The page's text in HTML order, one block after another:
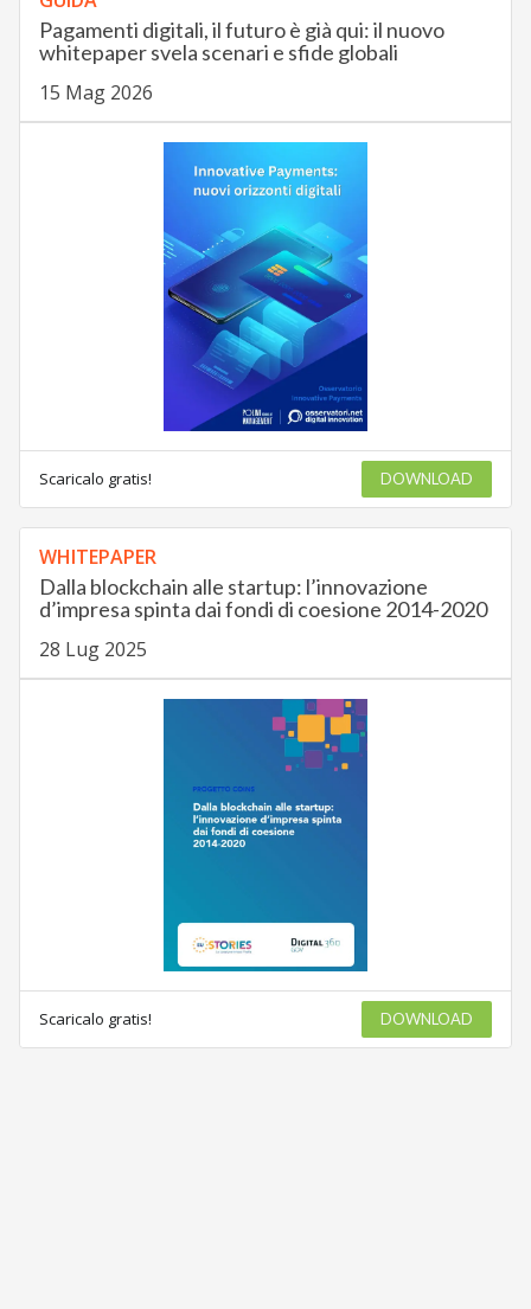
Pagamenti digitali, il futuro è già qui: il nuovo
whitepaper svela scenari e sfide globali
15 Mag 2026
Scaricalo gratis! DOWNLOAD
WHITEPAPER
Dalla blockchain alle startup: l’innovazione
d’impresa spinta dai fondi di coesione 2014-2020
28 Lug 2025
Scaricalo gratis! DOWNLOAD